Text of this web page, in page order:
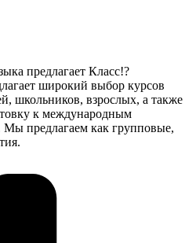
предлагает Класс!?
широкий выбор курсов
школьников, взрослых, а также
к международным
предлагаем как групповые,